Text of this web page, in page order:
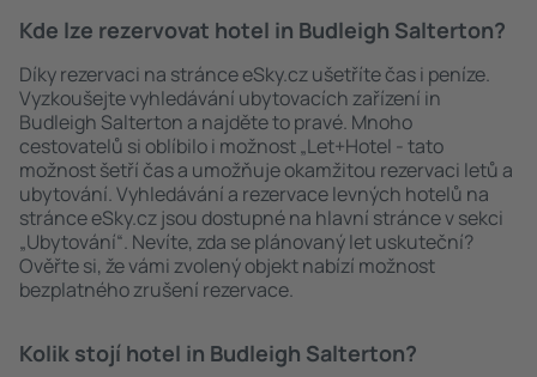
Kde lze rezervovat hotel in Budleigh Salterton?
Díky rezervaci na stránce eSky.cz ušetříte čas i peníze.
Vyzkoušejte vyhledávání ubytovacích zařízení in
Budleigh Salterton a najděte to pravé. Mnoho
cestovatelů si oblíbilo i možnost „Let+Hotel - tato
možnost šetří čas a umožňuje okamžitou rezervaci letů a
ubytování. Vyhledávání a rezervace levných hotelů na
stránce eSky.cz jsou dostupné na hlavní stránce v sekci
„Ubytování“. Nevíte, zda se plánovaný let uskuteční?
Ověřte si, že vámi zvolený objekt nabízí možnost
bezplatného zrušení rezervace.
Kolik stojí hotel in Budleigh Salterton?